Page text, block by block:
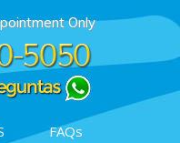
Only
FAQs